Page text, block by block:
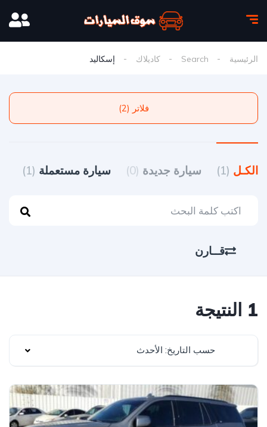
الرئيسية Search كاديلاك إسكاليد
فلاتر (2)
الكـل (1) سيارة جديدة (0) سيارة مستعملة (1)
قــارن
1 النتيجة
حسب التاريخ: الأحدث